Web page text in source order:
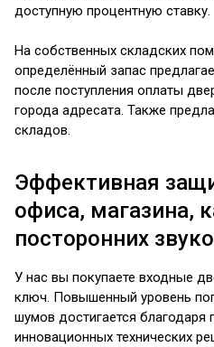
доступную процентную ставку.
На собственных складских
определённый запас
после поступления оплаты
города адресата. Также
складов.
Эффективная
офиса, магазина,
посторонних
У нас вы покупаете входные
ключ. Повышенный уровень
шумов достигается
инновационных технических